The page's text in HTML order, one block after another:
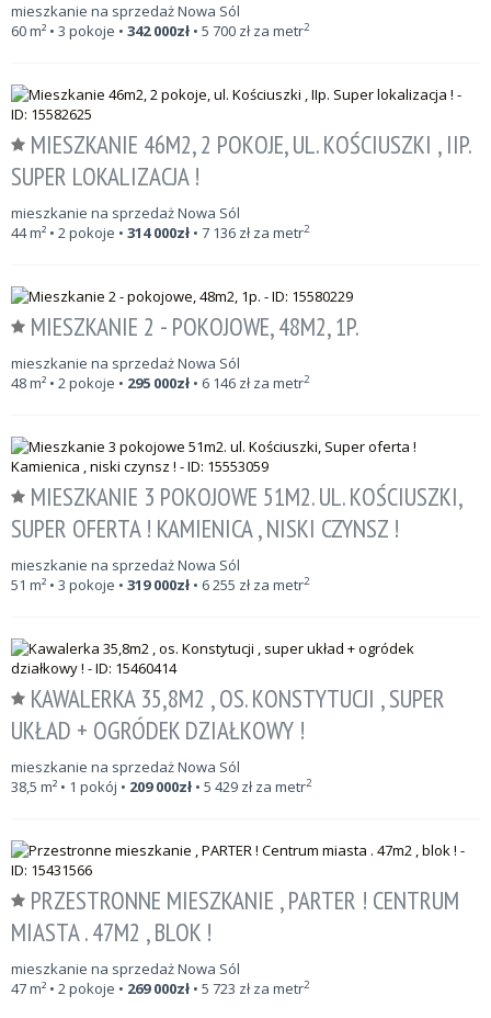
mieszkanie na sprzedaż Nowa Sól
60m² • 3 pokoje • 342 000zł • 5 700 zł za metr2
MIESZKANIE 46M2, 2 POKOJE, UL. KOŚCIUSZKI , IIP.
SUPER LOKALIZACJA !
mieszkanie na sprzedaż Nowa Sól
44m² • 2 pokoje • 314 000zł • 7 136 zł za metr2
MIESZKANIE 2 - POKOJOWE, 48M2, 1P.
mieszkanie na sprzedaż Nowa Sól
48m² • 2 pokoje • 295 000zł • 6 146 zł za metr2
MIESZKANIE 3 POKOJOWE 51M2. UL. KOŚCIUSZKI,
SUPER OFERTA ! KAMIENICA , NISKI CZYNSZ !
mieszkanie na sprzedaż Nowa Sól
51 m² • 3 pokoje • 319 000zł • 6 255 zł za metr2
KAWALERKA 35,8M2 , OS. KONSTYTUCJI , SUPER
UKŁAD + OGRÓDEK DZIAŁKOWY !
mieszkanie na sprzedaż Nowa Sól
38,5 m² • 1 pokój • 209 000zł • 5 429 zł za metr2
PRZESTRONNE MIESZKANIE , PARTER ! CENTRUM
MIASTA . 47M2 , BLOK !
mieszkanie na sprzedaż Nowa Sól
47m² • 2 pokoje • 269 000zł • 5 723 zł za metr2